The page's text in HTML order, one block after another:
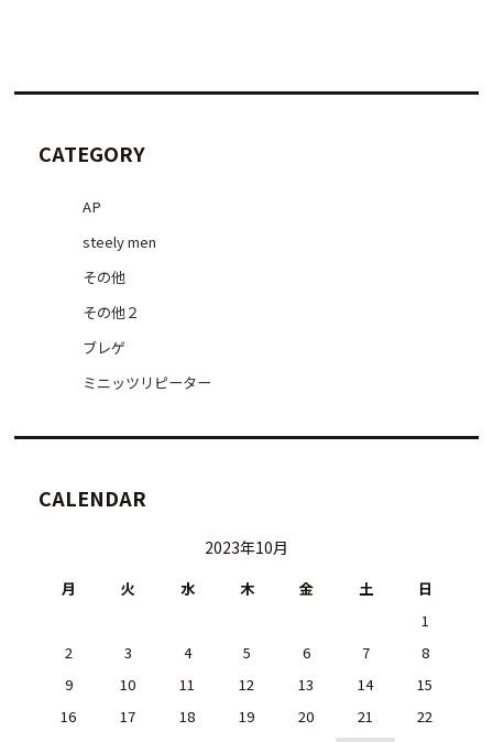
CATEGORY
AP
steely men
その他
その他２
ブレゲ
ミニッツリピーター
CALENDAR
2023年10月
月 火 水 木 金 土
日
1
2
3 4 5 6 7
8
9
10 11 12 13 14
15
16
17 18 19 20 21
22